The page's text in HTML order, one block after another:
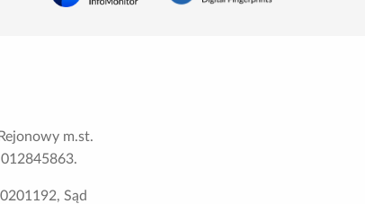
m.st.
012845863.
Sąd